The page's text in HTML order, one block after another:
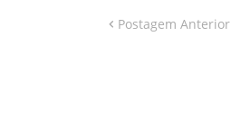
Postagem Anterior